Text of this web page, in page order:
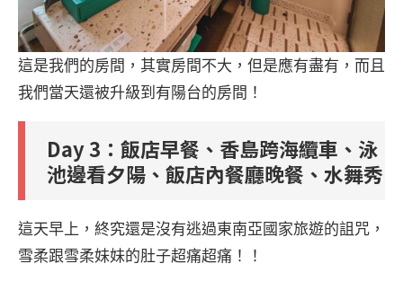
這是我們的房間，其實房間不大，但是應有盡有，而且
我們當天還被升級到有陽台的房間！
Day 3 ：飯店早餐、香島跨海纜車、泳
池邊看夕陽、飯店內餐廳晚餐、水舞秀
這天早上，終究還是沒有逃過東南亞國家旅遊的詛咒，
雪柔跟雪柔妹妹的肚子超痛超痛！！